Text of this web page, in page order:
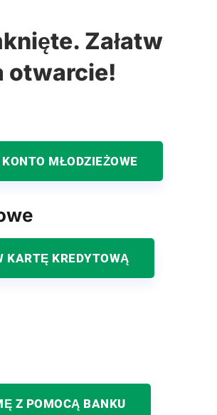
Załatw
otwarcie!
MŁODZIEŻOWE
KARTĘ KREDYTOWĄ
Z POMOCĄ BANKU